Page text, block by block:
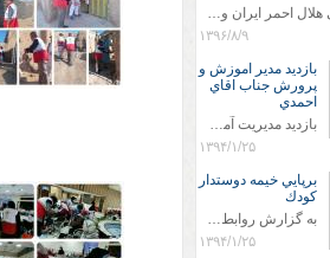
پایگاههای درمانی هلال احمر ایران وویزه اربعین حسینی
۱۳۹۶/۸/۹
بازديد مدير اموزش و
پرورش جناب اقاي
احمدي
بازديد مديريت آموزش و پروش جناب اقاي احمدي به همراه اعضاي ستاد اسكان آموزش و پروش شهرستان سرخس در ساعت 11:30 در مورخه 11/1/1394 صورت گرفت و مسئولین با حضور در پست مسافرين نوروزی كه جمعیت هلال احمر شهرستان از نزدیک در جریان روند اجرای طرح های قرار گرفتند .
۱۳۹۴/۱/۲۵
برپايي خيمه دوستدار
كودك
به گزارش روابط عمومي جمعيت هلال احمر شهرستان سرخس علاوه بر اجرای خدمات امدادی، راهنمایی های گردشگری و موقعیت های جغرافیایی و برپایی چادرهای سلامت به منظور سنجش رایگان فشار و قندخون مسافران، ، خيمه هايي.با عنوان دوستدار کودک تجهیزشده که دراین فضا کودکان مراجعه کننده از طریق نقاشی و سایر هنرهای تجسمی با مفاهیم جمعیت هلال احمر و اصول هفتگانه آن آشنا می شوند. به دليل حضور چشم گير كودكان و خانواده ها سعی شده در قالب های متناسب با سنین کودکان مراجعه کنند
۱۳۹۴/۱/۲۵